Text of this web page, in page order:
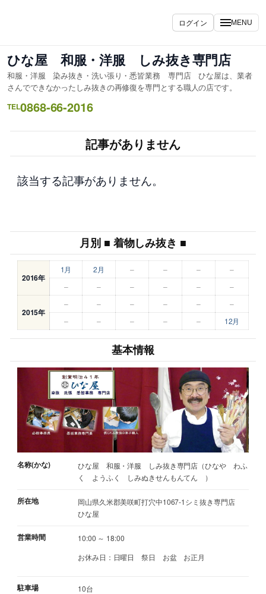
キ
ッ
プ
ログイン MENU
ひな屋 和服・洋服 しみ抜き専門店
和服・洋服 染み抜き・洗い張り・悉皆業務 専門店 ひな屋は、業者
さんでできなかったしみ抜きの再修復を専門とする職人の店です。
TEL0868-66-2016
記事がありません
該当する記事がありません。
月別 ■ 着物しみ抜き ■
2016年
1月 2月 – – –
–
–
– – – – –
2015年
– – – – –
–
–
– – – – 12月
基本情報
名称(かな)
ひな屋 和服・洋服 しみ抜き専門店（ひなや わふ
く ようふく しみぬきせんもんてん ）
所在地
岡山県久米郡美咲町打穴中1067-1シミ抜き専門店
ひな屋
営業時間
10:00 ～ 18:00
お休み日：日曜日 祭日 お盆 お正月
駐車場 10台